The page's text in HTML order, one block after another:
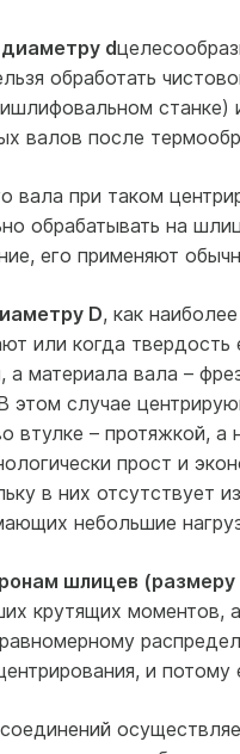
d
обработать
станке)
валов после
при таком
обрабатывать на
его применяют
D, как
или когда
а материала вала –
этом случае
втулке – протяжкой,
прост и
в них отсутствует
небольшие
шлицев (размеру
крутящих
и